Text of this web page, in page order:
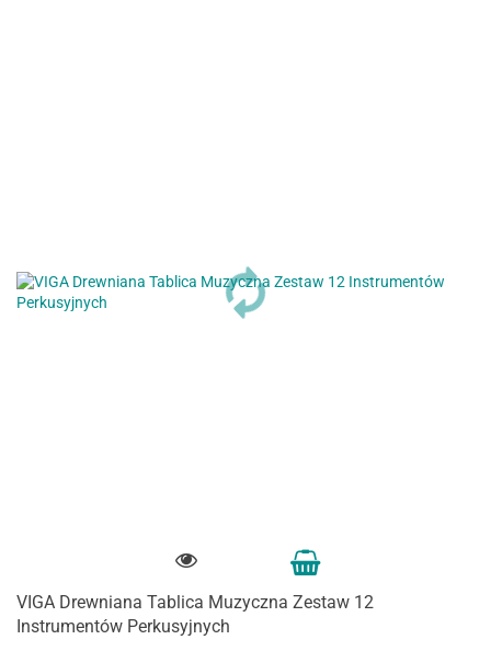
VIGA Drewniana Tablica Muzyczna Zestaw 12
Instrumentów Perkusyjnych